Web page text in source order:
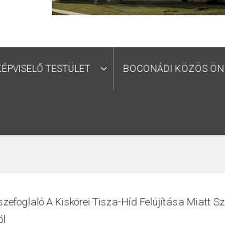
TESTÜLET BOCONÁDI KÖZÖS
A Kiskörei Tisza-Híd Felújítása Miatt